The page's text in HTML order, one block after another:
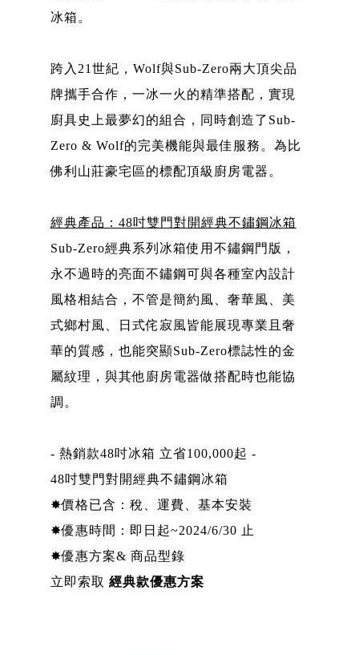
冰箱。
跨入21世紀，Wolf與Sub-Zero兩大頂尖品
牌攜手合作，一冰一火的精準搭配，實現
廚具史上最夢幻的組合，同時創造了Sub-
Zero & Wolf的完美機能與最佳服務。為比
佛利山莊豪宅區的標配頂級廚房電器。
經典產品：48吋雙門對開經典不鏽鋼冰箱
Sub-Zero經典系列冰箱使用不鏽鋼門版，
永不過時的亮面不鏽鋼可與各種室內設計
風格相結合，不管是簡約風、奢華風、美
式鄉村風、日式侘寂風皆能展現專業且奢
華的質感，也能突顯Sub-Zero標誌性的金
屬紋理，與其他廚房電器做搭配時也能協
調。
- 熱銷款48吋冰箱 立省100,000起 -
48吋雙門對開經典不鏽鋼冰箱
✸價格已含：稅、運費、基本安裝
✸優惠時間：即日起~2024/6/30 止
✸優惠方案& 商品型錄
立即索取 經典款優惠方案